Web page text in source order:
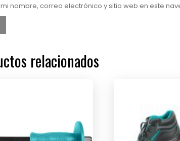
nombre, correo electrónico y sitio web en este
relacionados